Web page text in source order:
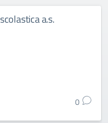
a.s.
0